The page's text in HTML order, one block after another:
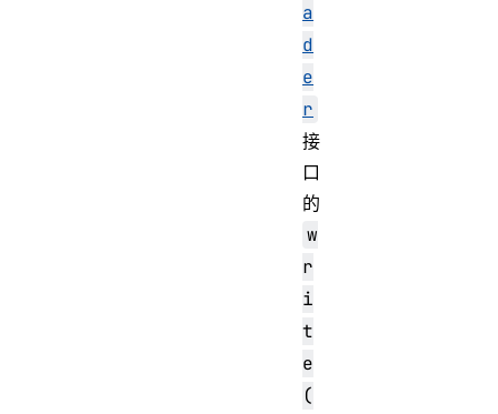
a
d
e
r
接
口
的
w
r
i
t
e
(